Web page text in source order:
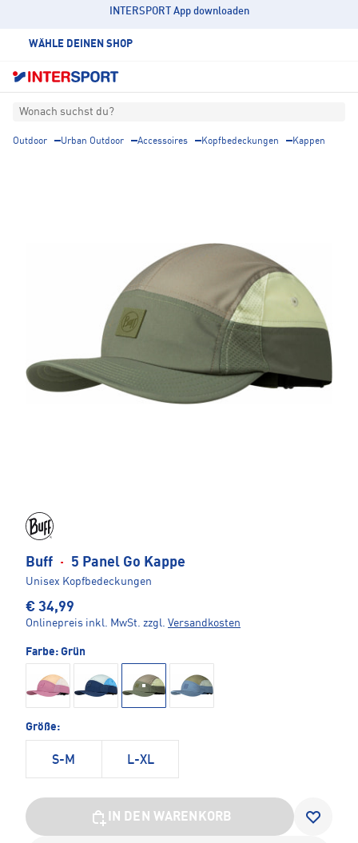
INTERSPORT App downloaden
WÄHLE DEINEN SHOP
Wonach suchst du?
Outdoor Urban Outdoor Accessoires Kopfbedeckungen Kappen
Buff · 5 Panel Go Kappe
Unisex Kopfbedeckungen
€ 34,99
Onlinepreis inkl. MwSt. zzgl. Versandkosten
Farbe: Grün
Größe:
S-M L-XL
IN DEN WARENKORB